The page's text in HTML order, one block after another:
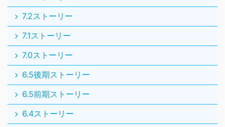
7.2ストーリー
7.1ストーリー
7.0ストーリー
6.5後期ストーリー
6.5前期ストーリー
6.4ストーリー